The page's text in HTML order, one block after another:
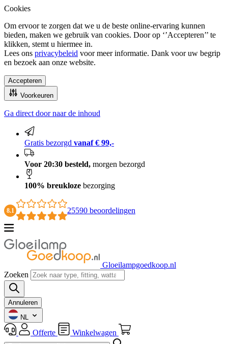
Cookies
Om ervoor te zorgen dat we u de beste online-ervaring kunnen
bieden, maken we gebruik van cookies. Door op ‘’Accepteren’’ te
klikken, stemt u hiermee in.
Lees ons privacybeleid voor meer informatie. Dank voor uw begrip
en bezoek aan onze website.
Accepteren
Voorkeuren
100% breukloze bezorging
Ga direct door naar de inhoud
Gratis bezorgd vanaf € 99,-
Voor 20:30 besteld, morgen bezorgd
100% breukloze bezorging
8.1 25590 beoordelingen
Gloeilampgoedkoop.nl
Zoeken
Annuleren
NL
Offerte Winkelwagen